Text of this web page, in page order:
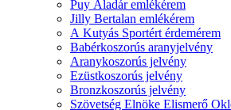
Puy Aladár emlékérem
Jilly Bertalan emlékérem
A Kutyás Sportért érdemérem
Babérkoszorús aranyjelvény
Aranykoszorús jelvény
Ezüstkoszorús jelvény
Bronzkoszorús jelvény
Szövetség Elnöke Elismerő